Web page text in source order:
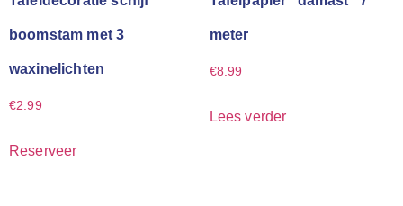
boomstam met 3
waxinelichten
€2.99
Reserveer
meter
€8.99
Lees verder